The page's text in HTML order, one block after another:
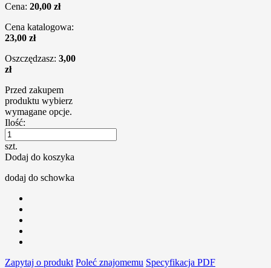
Cena: 20,00 zł
Cena katalogowa:
23,00 zł
Oszczędzasz: 3,00
zł
Przed zakupem
produktu wybierz
wymagane opcje.
Ilość:
szt.
Dodaj do koszyka
dodaj do schowka
Zapytaj o produkt Poleć znajomemu Specyfikacja PDF